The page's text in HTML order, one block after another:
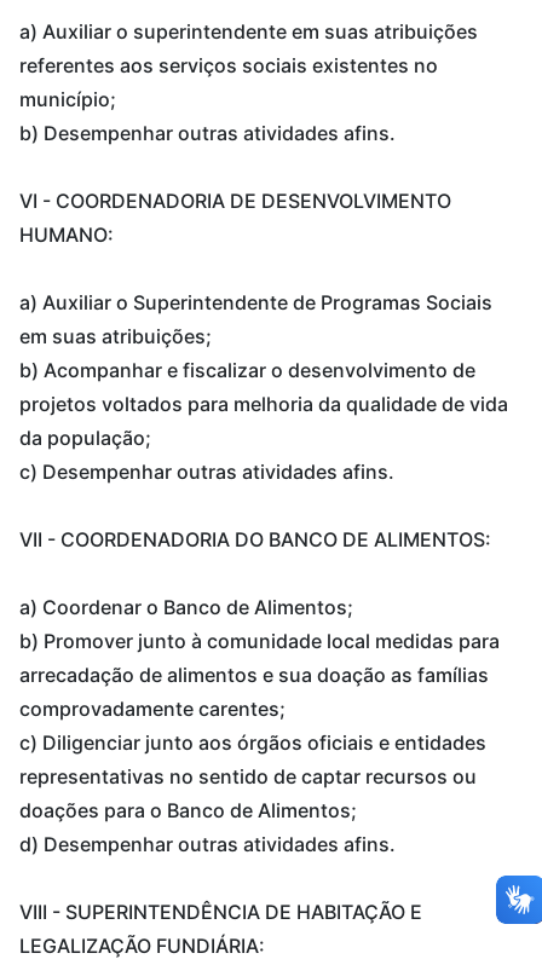
a) Auxiliar o superintendente em suas atribuições
referentes aos serviços sociais existentes no
município;
b) Desempenhar outras atividades afins.
VI - COORDENADORIA DE DESENVOLVIMENTO
HUMANO:
a) Auxiliar o Superintendente de Programas Sociais
em suas atribuições;
b) Acompanhar e fiscalizar o desenvolvimento de
projetos voltados para melhoria da qualidade de vida
da população;
c) Desempenhar outras atividades afins.
VII - COORDENADORIA DO BANCO DE ALIMENTOS:
a) Coordenar o Banco de Alimentos;
b) Promover junto à comunidade local medidas para
arrecadação de alimentos e sua doação as famílias
comprovadamente carentes;
c) Diligenciar junto aos órgãos oficiais e entidades
representativas no sentido de captar recursos ou
doações para o Banco de Alimentos;
d) Desempenhar outras atividades afins.
VIII - SUPERINTENDÊNCIA DE HABITAÇÃO E
LEGALIZAÇÃO FUNDIÁRIA: